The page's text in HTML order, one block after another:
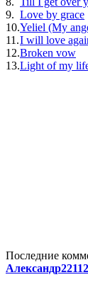
9. Love by grace
10.Yeliel (My
11.I will love
12.Broken vow
13.Light of my
Последние